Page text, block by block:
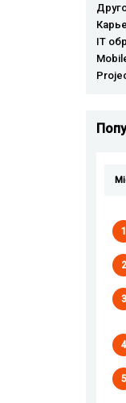
IT
1
2
3
4
5